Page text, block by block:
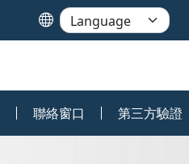
聯絡窗口 第三方驗證